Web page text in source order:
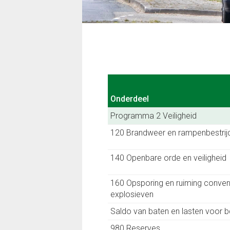
Apeldoorn activeert
Onderdeel
Onderdeel
Programma 2 Veiligheid
120 Brandweer en
140 Openbare orde en veiligheid
160 Opsporing en ruiming
explosieven
Saldo van baten en lasten voor